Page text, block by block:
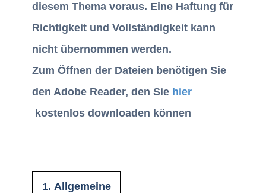
diesem Thema voraus. Eine Haftung für
Richtigkeit und Vollständigkeit kann
nicht übernommen werden.
Zum Öffnen der Dateien benötigen Sie
den Adobe Reader, den Sie hier
kostenlos downloaden können
1. Allgemeine